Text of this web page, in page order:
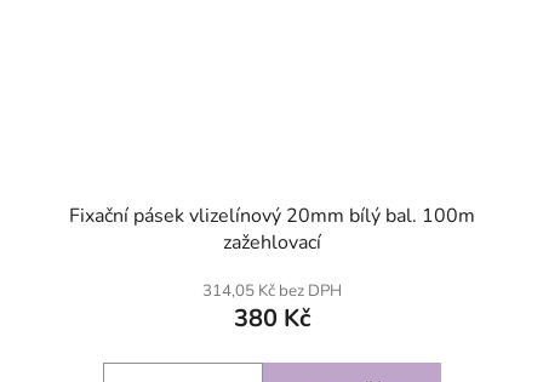
Fixační pásek vlizelínový 20mm bílý bal. 100m
zažehlovací
314,05 Kč bez DPH
380 Kč